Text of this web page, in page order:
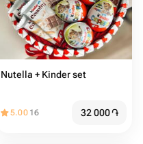
Nutella + Kinder set
5.00 16 32 000֏